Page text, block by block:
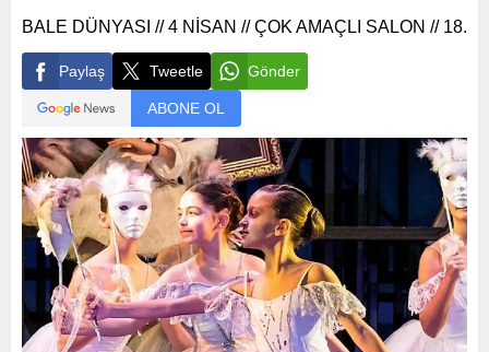
BALE DÜNYASI // 4 NİSAN // ÇOK AMAÇLI SALON // 18.
Paylaş Tweetle Gönder
ABONE OL